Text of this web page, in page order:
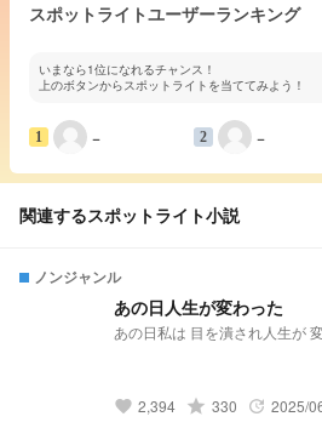
スポットライトユーザーランキング
いまなら1位になれるチャンス！
上のボタンからスポットライトを当ててみよう！
1 − 2 −
関連するスポットライト小説
ノンジャンル
あの日人生が変わった
あの日私は 目を潰され人生が
favorite 2,394 grade 330 update 2025/